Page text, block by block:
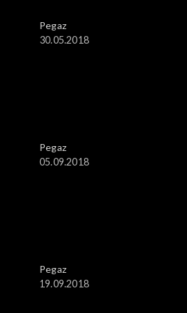
Pegaz
30.05.2018
Pegaz
05.09.2018
Pegaz
19.09.2018